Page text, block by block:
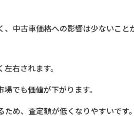
中古車価格への影響は少ないこと
右されます。
でも価値が下がります。
め、査定額が低くなりやすいです。